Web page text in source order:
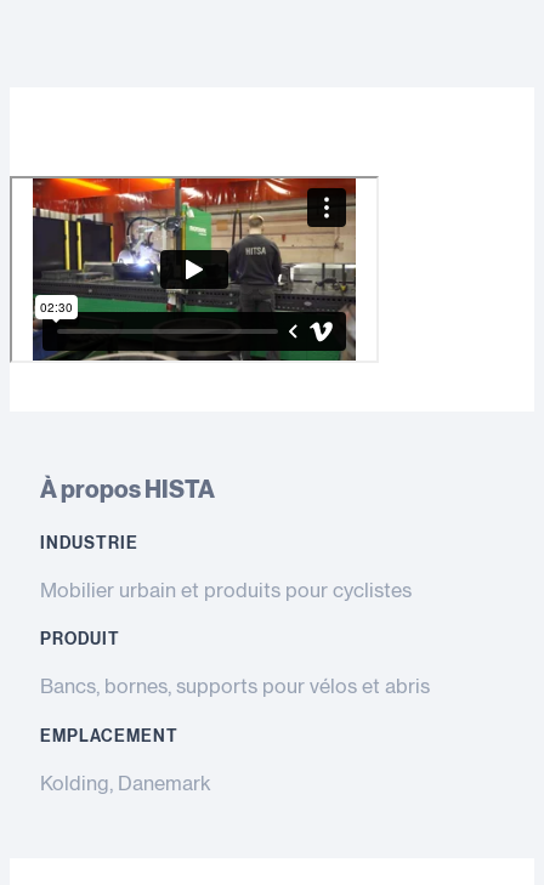
À propos HISTA
INDUSTRIE
Mobilier urbain et produits pour cyclistes
PRODUIT
Bancs, bornes, supports pour vélos et abris
EMPLACEMENT
Kolding, Danemark